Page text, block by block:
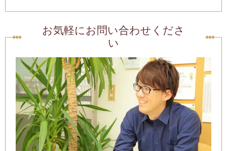
お気軽にお問い合わせくださ
い